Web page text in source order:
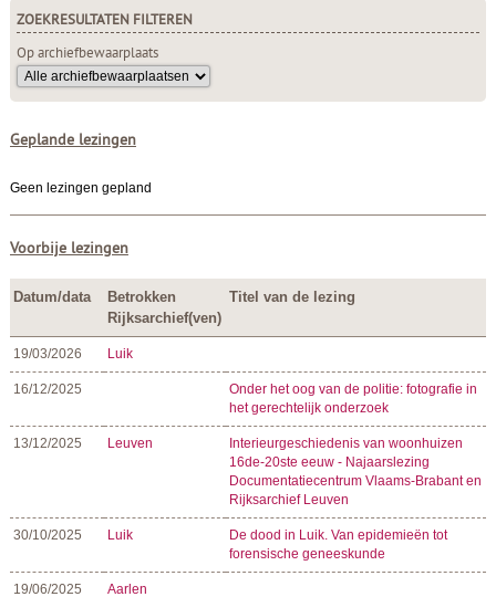
ZOEKRESULTATEN FILTEREN
Op archiefbewaarplaats
Geplande lezingen
Geen lezingen gepland
Voorbije lezingen
Datum/data
Betrokken
Rijksarchief(ven)
Titel van de lezing
19/03/2026 Luik
16/12/2025
Onder het oog van de politie: fotografie in
het gerechtelijk onderzoek
13/12/2025 Leuven
Interieurgeschiedenis van woonhuizen
16de-20ste eeuw - Najaarslezing
Documentatiecentrum Vlaams-Brabant en
Rijksarchief Leuven
30/10/2025 Luik
De dood in Luik. Van epidemieën tot
forensische geneeskunde
19/06/2025 Aarlen